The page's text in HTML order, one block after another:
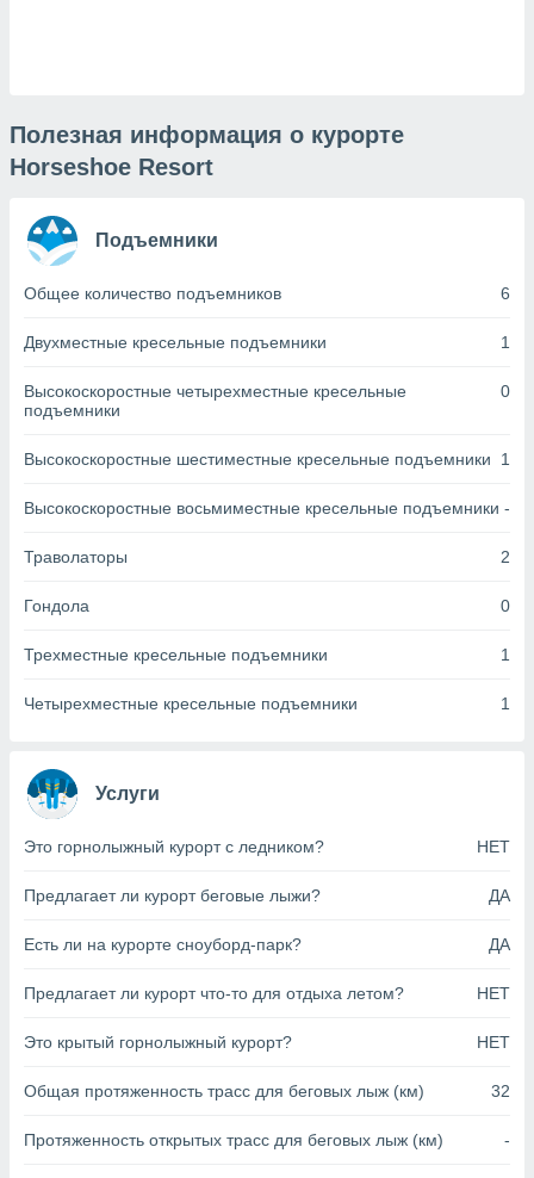
установки
мы и
или
и
как
веб-
файлов
ваши
этого вы
время
согласие
против
» или
cookie
доступ
Полезная информация о курорте
Horseshoe Resort
Подъемники
Общее количество подъемников 6
Двухместные кресельные подъемники 1
Высокоскоростные четырехместные кресельные
подъемники
0
Высокоскоростные шестиместные кресельные подъемники 1
Высокоскоростные восьмиместные кресельные подъемники -
Траволаторы 2
Гондола 0
Трехместные кресельные подъемники 1
Четырехместные кресельные подъемники 1
Услуги
Это горнолыжный курорт с ледником? НЕТ
Предлагает ли курорт беговые лыжи? ДА
Есть ли на курорте сноуборд-парк? ДА
Предлагает ли курорт что-то для отдыха летом? НЕТ
Это крытый горнолыжный курорт? НЕТ
Общая протяженность трасс для беговых лыж (км) 32
Протяженность открытых трасс для беговых лыж (км) -